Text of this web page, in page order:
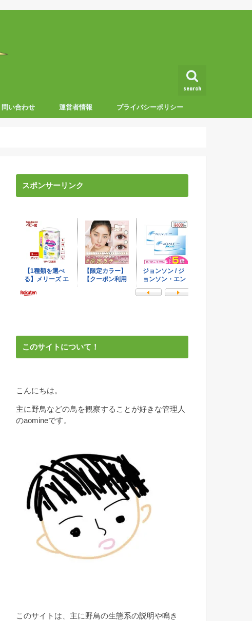
search
問い合わせ 運営者情報 プライバシーポリシー
スポンサーリンク
このサイトについて！
こんにちは。
主に野鳥などの鳥を観察することが好きな管理人
のaomineです。
このサイトは、主に野鳥の生態系の説明や鳴き